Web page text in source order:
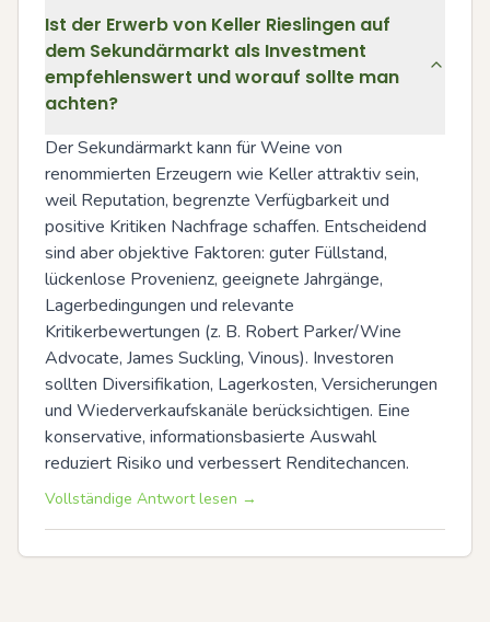
Ist der Erwerb von Keller Rieslingen auf
dem Sekundärmarkt als Investment
empfehlenswert und worauf sollte man
achten?
Der Sekundärmarkt kann für Weine von
renommierten Erzeugern wie Keller attraktiv sein,
weil Reputation, begrenzte Verfügbarkeit und
positive Kritiken Nachfrage schaffen. Entscheidend
sind aber objektive Faktoren: guter Füllstand,
lückenlose Provenienz, geeignete Jahrgänge,
Lagerbedingungen und relevante
Kritikerbewertungen (z. B. Robert Parker/Wine
Advocate, James Suckling, Vinous). Investoren
sollten Diversifikation, Lagerkosten, Versicherungen
und Wiederverkaufskanäle berücksichtigen. Eine
konservative, informationsbasierte Auswahl
reduziert Risiko und verbessert Renditechancen.
Vollständige Antwort lesen →